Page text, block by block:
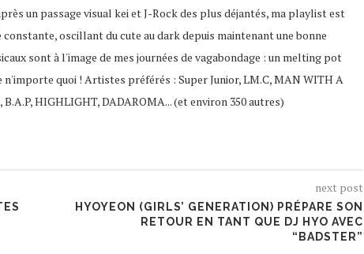
un passage visual kei et J-Rock des plus déjantés, ma playlist est
oscillant du cute au dark depuis maintenant une bonne
sont à l'image de mes journées de vagabondage : un melting pot
n'importe quoi ! Artistes préférés : Super Junior, LM.C, MAN WITH A
HIGHLIGHT, DADAROMA... (et environ 350 autres)
next post
HYOYEON (GIRLS’ GENERATION) PRÉPARE SON
RETOUR EN TANT QUE DJ HYO AVEC
“BADSTER”